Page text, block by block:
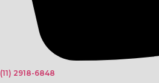
(11) 2918-6848